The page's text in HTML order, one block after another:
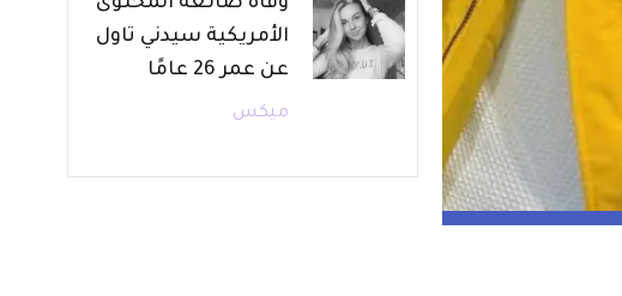
الأمريكية سيدني تاول
عن عمر 26 عامًا
ميكس